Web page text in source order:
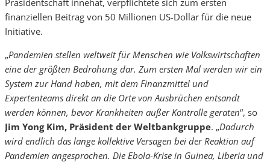
Präsidentschaft innehat, verpflichtete sich zum ersten
finanziellen Beitrag von 50 Millionen US-Dollar für die neue
Initiative.
„Pandemien stellen weltweit für Menschen wie Volkswirtschaften
eine der größten Bedrohung dar. Zum ersten Mal werden wir ein
System zur Hand haben, mit dem Finanzmittel und
Expertenteams direkt an die Orte von Ausbrüchen entsandt
werden können, bevor Krankheiten außer Kontrolle geraten“, so
Jim Yong Kim, Präsident der Weltbankgruppe. „Dadurch
wird endlich das lange kollektive Versagen bei der Reaktion auf
Pandemien angesprochen. Die Ebola-Krise in Guinea, Liberia und